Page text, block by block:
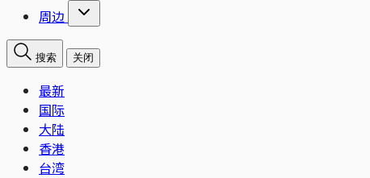
周边
搜索 关闭
最新
国际
大陆
香港
台湾